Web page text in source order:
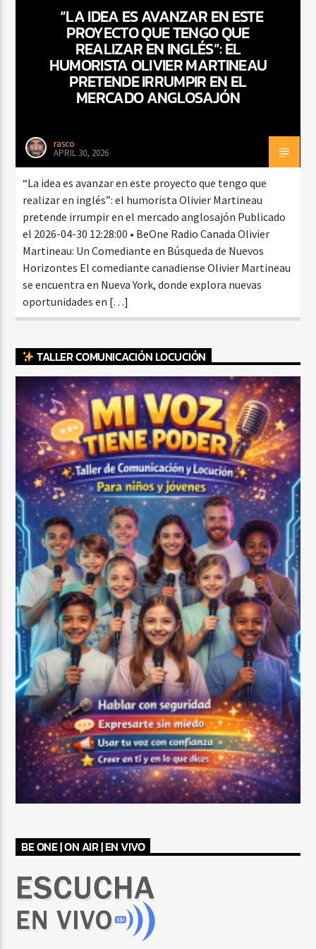
CURRENT SHOW
FIESTA DJ MIX
9:00 PM 12:00 AM
“LA IDEA ES AVANZAR EN ESTE
PROYECTO QUE TENGO QUE
REALIZAR EN INGLÉS”: EL
HUMORISTA OLIVIER MARTINEAU
PRETENDE IRRUMPIR EN EL
MERCADO ANGLOSAJÓN
rasco
APRIL 30, 2026
“La idea es avanzar en este proyecto que tengo que
realizar en inglés”: el humorista Olivier Martineau
pretende irrumpir en el mercado anglosajón Publicado
el 2026-04-30 12:28:00 • BeOne Radio Canada Olivier
Martineau: Un Comediante en Búsqueda de Nuevos
Horizontes El comediante canadiense Olivier Martineau
se encuentra en Nueva York, donde explora nuevas
oportunidades en […]
TALLER COMUNICACIÓN LOCUCIÓN
BE ONE | ON AIR | EN VIVO